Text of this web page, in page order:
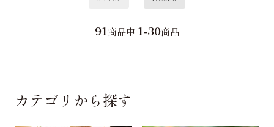
91商品中 1-30商品
カテゴリから探す